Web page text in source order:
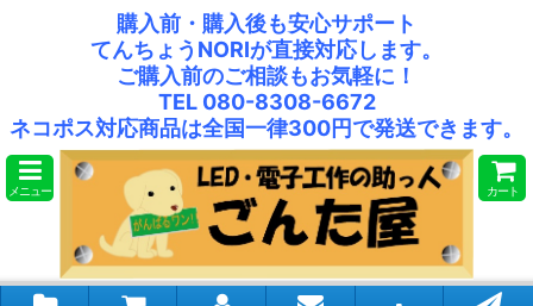
購入前・購入後も安心サポート
てんちょうNORIが直接対応します。
ご購入前のご相談もお気軽に！
TEL 080-8308-6672
ネコポス対応商品は全国一律300円で発送できます。
メニュー カート